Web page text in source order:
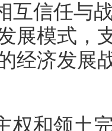
互信任与
展模式，
经济发展
权和领土